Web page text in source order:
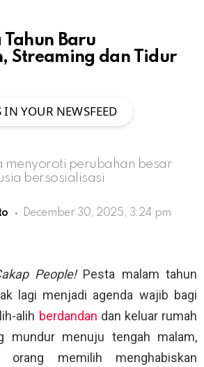
Tahun Baru
Streaming dan Tidur
IN YOUR NEWSFEED
menyoroti perubahan besar
bersosialisasi
December 30, 2025, 3:24 pm
People!Pesta malam tahun
lagi menjadi agenda wajib bagi
alih berdandan dan keluar rumah
mundur menuju tengah malam,
orang memilih menghabiskan